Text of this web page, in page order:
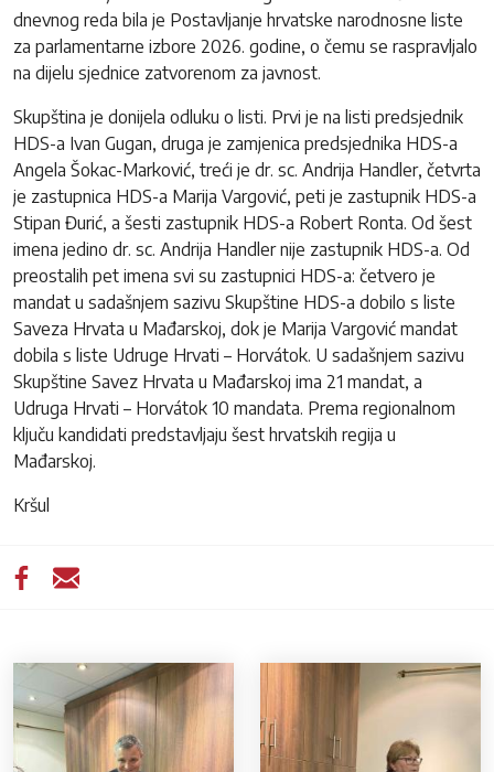
dnevnog reda bila je Postavljanje hrvatske narodnosne liste
za parlamentarne izbore 2026. godine, o čemu se raspravljalo
na dijelu sjednice zatvorenom za javnost.
Skupština je donijela odluku o listi. Prvi je na listi predsjednik
HDS-a Ivan Gugan, druga je zamjenica predsjednika HDS-a
Angela Šokac-Marković, treći je dr. sc. Andrija Handler, četvrta
je zastupnica HDS-a Marija Vargović, peti je zastupnik HDS-a
Stipan Đurić, a šesti zastupnik HDS-a Robert Ronta. Od šest
imena jedino dr. sc. Andrija Handler nije zastupnik HDS-a. Od
preostalih pet imena svi su zastupnici HDS-a: četvero je
mandat u sadašnjem sazivu Skupštine HDS-a dobilo s liste
Saveza Hrvata u Mađarskoj, dok je Marija Vargović mandat
dobila s liste Udruge Hrvati – Horvátok. U sadašnjem sazivu
Skupštine Savez Hrvata u Mađarskoj ima 21 mandat, a
Udruga Hrvati – Horvátok 10 mandata. Prema regionalnom
ključu kandidati predstavljaju šest hrvatskih regija u
Mađarskoj.
Kršul